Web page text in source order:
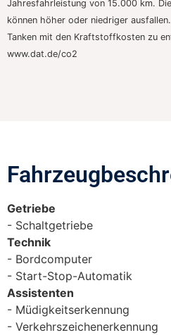
Jahresfahrleistung von 15.000 km.
können höher oder niedriger
Tanken mit den Kraftstoffkosten zu
www.dat.de/co2
Getriebe
Schaltgetriebe
Technik
Bordcomputer
Start-Stop-Automatik
Assistenten
Müdigkeitserkennung
Verkehrszeichenerkennung